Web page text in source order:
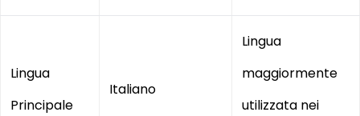
Lingua
Principale
Italiano
Lingua
maggiormente
utilizzata nei